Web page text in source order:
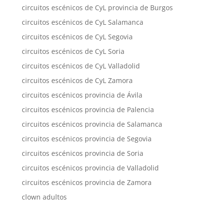
circuitos escénicos de CyL provincia de Burgos
circuitos escénicos de CyL Salamanca
circuitos escénicos de CyL Segovia
circuitos escénicos de CyL Soria
circuitos escénicos de CyL Valladolid
circuitos escénicos de CyL Zamora
circuitos escénicos provincia de Ávila
circuitos escénicos provincia de Palencia
circuitos escénicos provincia de Salamanca
circuitos escénicos provincia de Segovia
circuitos escénicos provincia de Soria
circuitos escénicos provincia de Valladolid
circuitos escénicos provincia de Zamora
clown adultos